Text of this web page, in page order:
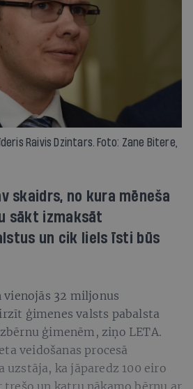
Raivis Dzintars. Foto: Zane Bitere,
skaidrs, no kura mēneša
sākt izmaksāt
un cik liels īsti būs
32 miljonus
ģimenes valsts pabalsta
ģimenēm, ziņo LETA.
veidošanas procesā
uzstāja, ka jāparedz 100 eiro
trešo un katru nākamo bērnu ar